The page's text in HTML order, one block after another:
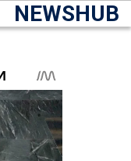
NEWSHUB